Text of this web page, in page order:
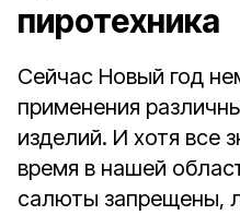
пиротехника
Сейчас Новый год
применения
изделий. И хотя все
время в нашей
салюты запрещены,